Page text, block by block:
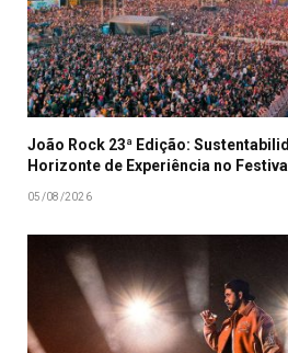
João Rock 23ª Edição:
Horizonte de Experiência no Festival
05/08/2026